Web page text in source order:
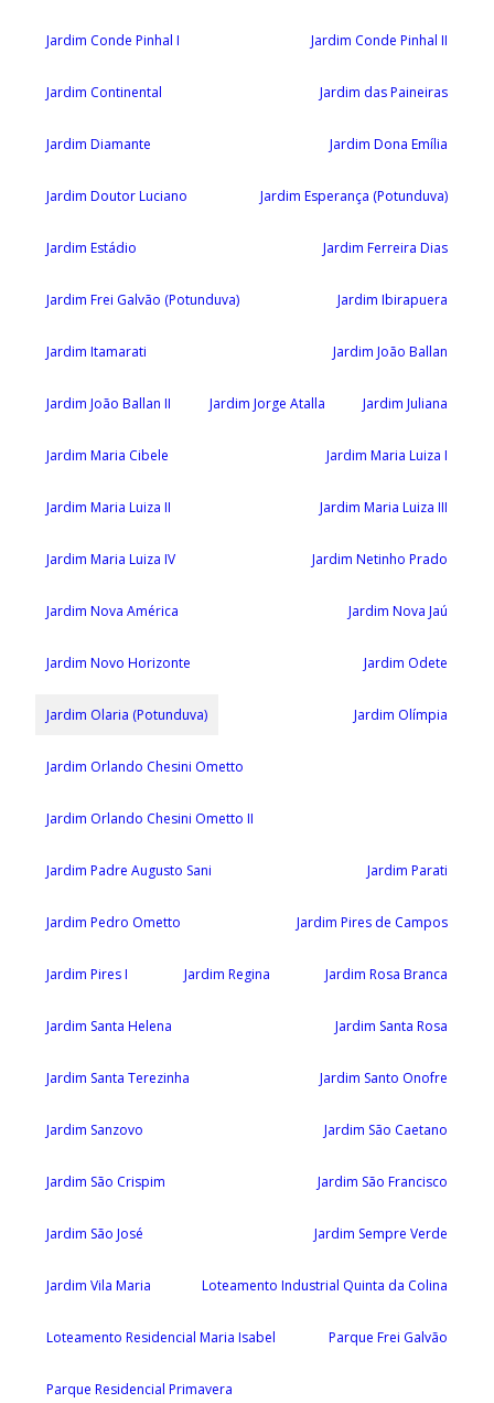
Jardim Conde Pinhal I Jardim Conde Pinhal II
Jardim Continental Jardim das Paineiras
Jardim Diamante Jardim Dona Emília
Jardim Doutor Luciano Jardim Esperança (Potunduva)
Jardim Estádio Jardim Ferreira Dias
Jardim Frei Galvão (Potunduva) Jardim Ibirapuera
Jardim Itamarati Jardim João Ballan
Jardim João Ballan II Jardim Jorge Atalla Jardim Juliana
Jardim Maria Cibele Jardim Maria Luiza I
Jardim Maria Luiza II Jardim Maria Luiza III
Jardim Maria Luiza IV Jardim Netinho Prado
Jardim Nova América Jardim Nova Jaú
Jardim Novo Horizonte Jardim Odete
Jardim Olaria (Potunduva) Jardim Olímpia
Jardim Orlando Chesini Ometto
Jardim Orlando Chesini Ometto II
Jardim Padre Augusto Sani Jardim Parati
Jardim Pedro Ometto Jardim Pires de Campos
Jardim Pires I Jardim Regina Jardim Rosa Branca
Jardim Santa Helena Jardim Santa Rosa
Jardim Santa Terezinha Jardim Santo Onofre
Jardim Sanzovo Jardim São Caetano
Jardim São Crispim Jardim São Francisco
Jardim São José Jardim Sempre Verde
Jardim Vila Maria Loteamento Industrial Quinta da Colina
Loteamento Residencial Maria Isabel Parque Frei Galvão
Parque Residencial Primavera